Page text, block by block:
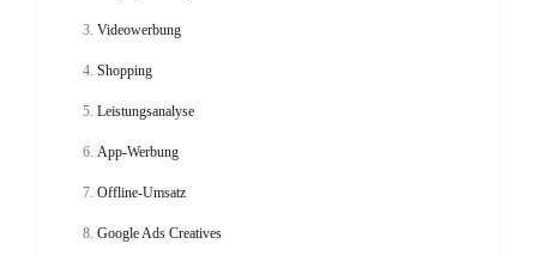
Videowerbung
Shopping
Leistungsanalyse
App-Werbung
Offline-Umsatz
Google Ads Creatives